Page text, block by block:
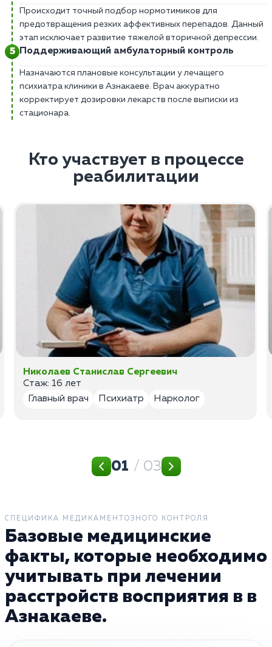
Происходит точный подбор нормотимиков для
предотвращения резких аффективных перепадов. Данный
этап исключает развитие тяжелой вторичной депрессии.
Поддерживающий амбулаторный контроль
Назначаются плановые консультации у лечащего
психиатра клиники в Азнакаеве. Врач аккуратно
корректирует дозировки лекарств после выписки из
стационара.
Кто участвует в процессе
реабилитации
Николаев Станислав Сергеевич
Стаж: 16 лет
Главный врач
Психиатр Нарколог
01 / 03
СПЕЦИФИКА МЕДИКАМЕНТОЗНОГО КОНТРОЛЯ
Базовые медицинские
факты, которые необходимо
учитывать при лечении
расстройств восприятия в в
Азнакаеве.